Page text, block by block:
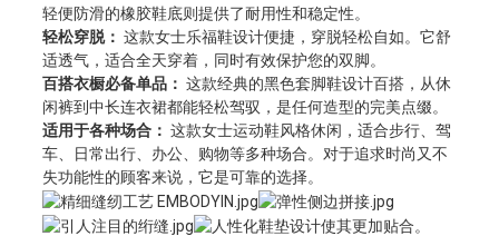
轻便防滑的橡胶鞋底则提供了耐用性和稳定性。
轻松穿脱： 这款女士乐福鞋设计便捷，穿脱轻松自如。它舒
适透气，适合全天穿着，同时有效保护您的双脚。
百搭衣橱必备单品： 这款经典的黑色套脚鞋设计百搭，从休
闲裤到中长连衣裙都能轻松驾驭，是任何造型的完美点缀。
适用于各种场合： 这款女士运动鞋风格休闲，适合步行、驾
车、日常出行、办公、购物等多种场合。对于追求时尚又不
失功能性的顾客来说，它是可靠的选择。